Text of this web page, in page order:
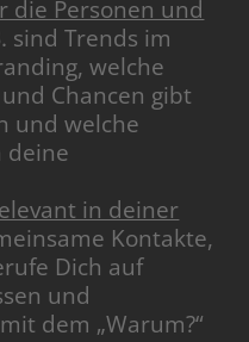
die Personen und
sind Trends im
welche
Chancen gibt
und welche
deine
in deiner
Kontakte,
Dich auf
und
dem „Warum?“